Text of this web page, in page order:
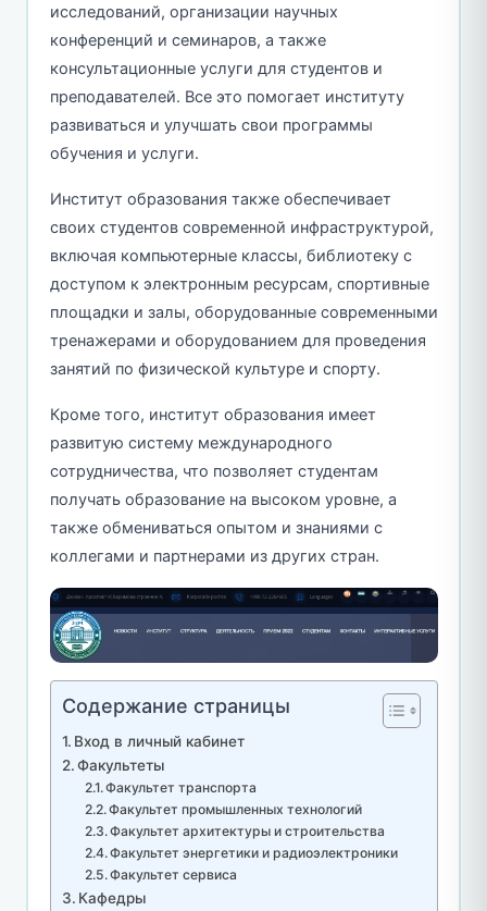
исследований, организации научных
конференций и семинаров, а также
консультационные услуги для студентов и
преподавателей. Все это помогает институту
развиваться и улучшать свои программы
обучения и услуги.
Институт образования также обеспечивает
своих студентов современной инфраструктурой,
включая компьютерные классы, библиотеку с
доступом к электронным ресурсам, спортивные
площадки и залы, оборудованные современными
тренажерами и оборудованием для проведения
занятий по физической культуре и спорту.
Кроме того, институт образования имеет
развитую систему международного
сотрудничества, что позволяет студентам
получать образование на высоком уровне, а
также обмениваться опытом и знаниями с
коллегами и партнерами из других стран.
Содержание страницы
Вход в личный кабинет
Факультеты
Факультет транспорта
Факультет промышленных технологий
Факультет архитектуры и строительства
Факультет энергетики и радиоэлектроники
Факультет сервиса
Кафедры